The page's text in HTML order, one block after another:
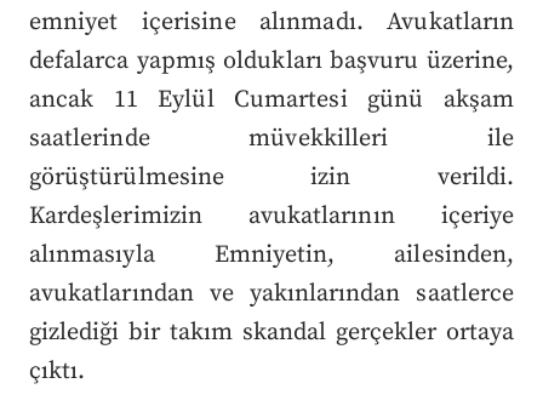
emniyet içerisine alınmadı. Avukatların
defalarca yapmış oldukları başvuru üzerine,
ancak 11 Eylül Cumartesi günü akşam
saatlerinde müvekkilleri ile
görüştürülmesine izin verildi.
Kardeşlerimizin avukatlarının içeriye
alınmasıyla Emniyetin, ailesinden,
avukatlarından ve yakınlarından saatlerce
gizlediği bir takım skandal gerçekler ortaya
çıktı.